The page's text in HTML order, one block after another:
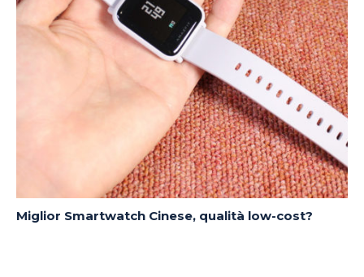
Miglior Smartwatch Cinese, qualità low-cost?